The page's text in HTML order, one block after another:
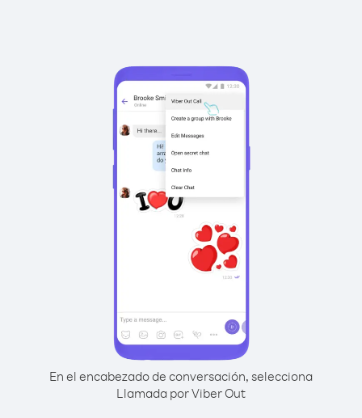
En el encabezado de conversación, selecciona
Llamada por Viber Out